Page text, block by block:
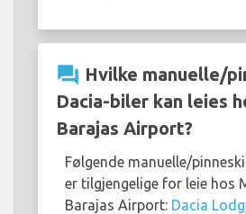
question_answer Hvilke manuelle/
Dacia-biler kan leies
Barajas Airport?
Følgende manuelle/
er tilgjengelige for leie hos
Barajas Airport: Dacia